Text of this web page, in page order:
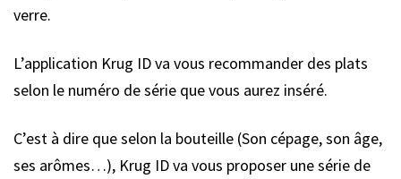
verre.
L’application Krug ID va vous recommander des plats
selon le numéro de série que vous aurez inséré.
C’est à dire que selon la bouteille (Son cépage, son âge,
ses arômes…), Krug ID va vous proposer une série de